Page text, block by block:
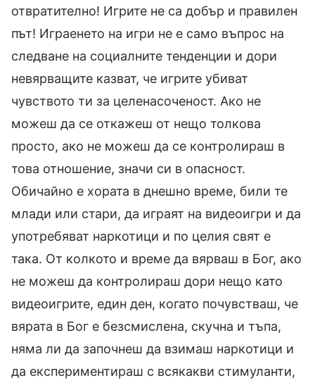
отвратително! Игрите не са добър и правилен
път! Играенето на игри не е само въпрос на
следване на социалните тенденции и дори
невярващите казват, че игрите убиват
чувството ти за целенасоченост. Ако не
можеш да се откажеш от нещо толкова
просто, ако не можеш да се контролираш в
това отношение, значи си в опасност.
Обичайно е хората в днешно време, били те
млади или стари, да играят на видеоигри и да
употребяват наркотици и по целия свят е
така. От колкото и време да вярваш в Бог, ако
не можеш да контролираш дори нещо като
видеоигрите, един ден, когато почувстваш, че
вярата в Бог е безсмислена, скучна и тъпа,
няма ли да започнеш да взимаш наркотици и
да експериментираш с всякакви стимуланти,